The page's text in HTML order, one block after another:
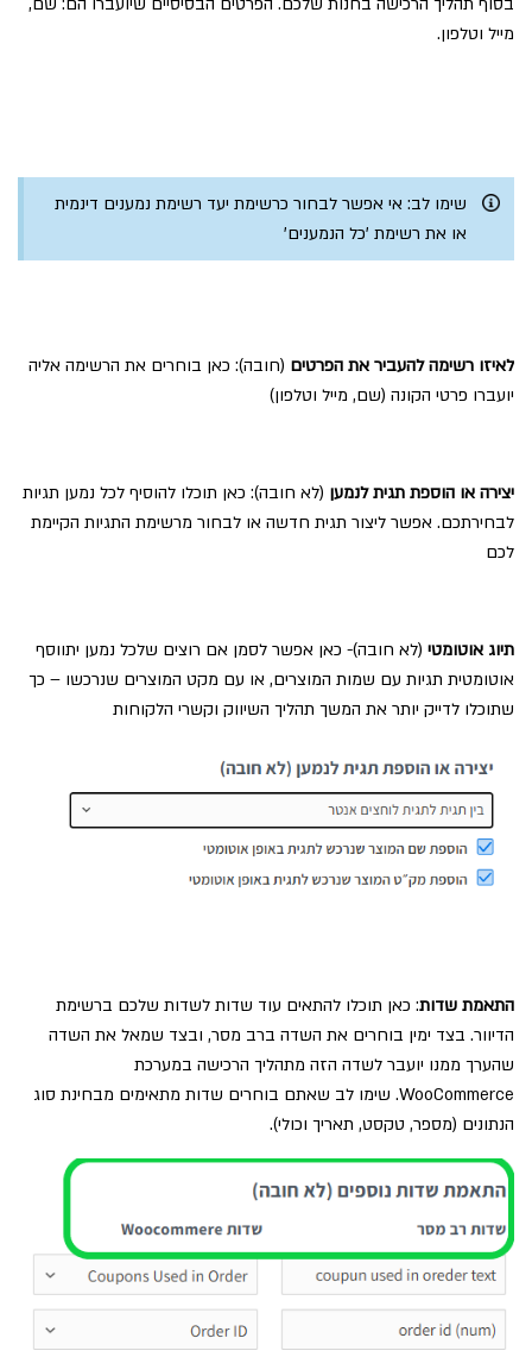
מייל וטלפון.
שימו לב: אי אפשר לבחור כרשימת יעד רשימת נמענים דינמית
או את רשימת 'כל הנמענים'
לאיזו רשימה להעביר את הפרטים (חובה): כאן בוחרים את הרשימה אליה
יועברו פרטי הקונה (שם, מייל וטלפון)
יצירה או הוספת תגית לנמען (לא חובה): כאן תוכלו להוסיף לכל נמען תגיות
לבחירתכם. אפשר ליצור תגית חדשה או לבחור מרשימת התגיות הקיימת
לכם
תיוג אוטומטי (לא חובה)- כאן אפשר לסמן אם רוצים שלכל נמען יתווסף
אוטומטית תגיות עם שמות המוצרים, או עם מקט המוצרים שנרכשו – כך
שתוכלו לדייק יותר את המשך תהליך השיווק וקשרי הלקוחות
התאמת שדות: כאן תוכלו להתאים עוד שדות לשדות שלכם ברשימת
הדיוור. בצד ימין בוחרים את השדה ברב מסר, ובצד שמאל את השדה
שהערך ממנו יועבר לשדה הזה מתהליך הרכישה במערכת
WooCommerce. שימו לב שאתם בוחרים שדות מתאימים מבחינת סוג
הנתונים (מספר, טקסט, תאריך וכולי).